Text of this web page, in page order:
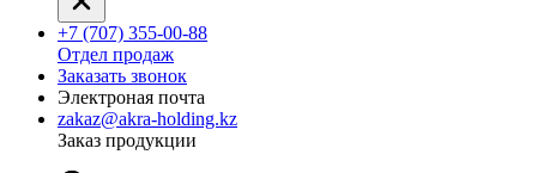
+7 (707) 355-00-88
Отдел продаж
Заказать звонок
Электроная почта
zakaz@akra-holding.kz
Заказ продукции